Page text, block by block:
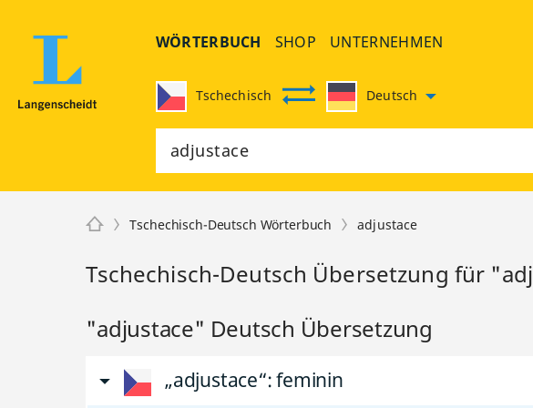
WÖRTERBUCH SHOP UNTERNEHMEN
Tschechisch Deutsch
Tschechisch-Deutsch Wörterbuch adjustace
Tschechisch-Deutsch Übersetzung für
"adjustace" Deutsch Übersetzung
„adjustace“: feminin